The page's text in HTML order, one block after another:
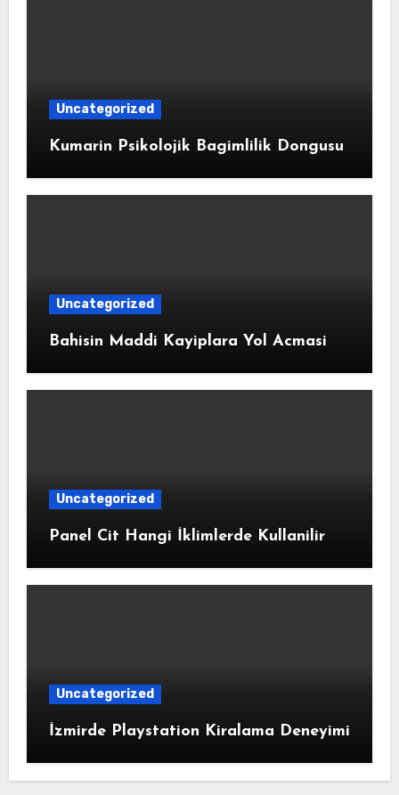
Uncategorized
Kumarin Psikolojik Bagimlilik Dongusu
Uncategorized
Bahisin Maddi Kayiplara Yol Acmasi
Uncategorized
Panel Cit Hangi İklimlerde Kullanilir
Uncategorized
İzmirde Playstation Kiralama Deneyimi